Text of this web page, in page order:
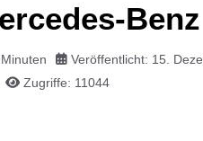
Veröffentlicht: 15.
Zugriffe: 11044